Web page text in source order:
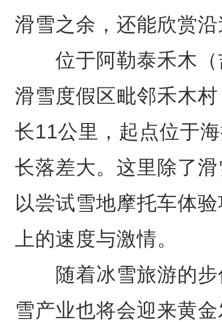
滑雪之余，还能欣赏
位于阿勒泰禾木（
滑雪度假区毗邻禾木
长11公里，起点位于
长落差大。这里除了
以尝试雪地摩托车体
上的速度与激情。
随着冰雪旅游的步
雪产业也将会迎来黄